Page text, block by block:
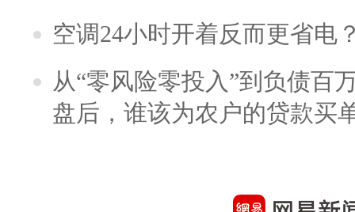
空调24小时开着反而更省电
从“零风险零投入”到负债百
盘后，谁该为农户的贷款买